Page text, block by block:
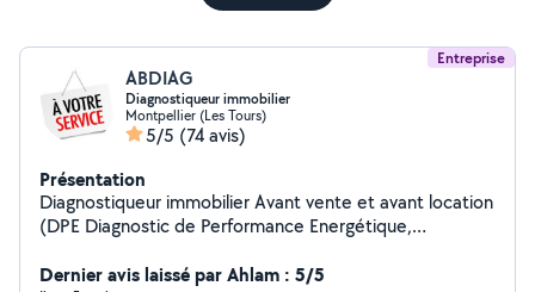
Entreprise
ABDIAG
Diagnostiqueur immobilier
Montpellier (Les Tours)
5/5 (74 avis)
Présentation
Diagnostiqueur immobilier Avant vente et avant location
(DPE Diagnostic de Performance Energétique,
Loi Carrez et Loi Boutin) Disponible pour étudier vos
Dernier avis laissé par Ahlam : 5/5